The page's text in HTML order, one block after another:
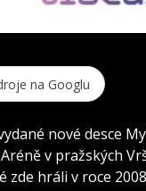
na Googlu
nové desce
v pražských
hráli v roce